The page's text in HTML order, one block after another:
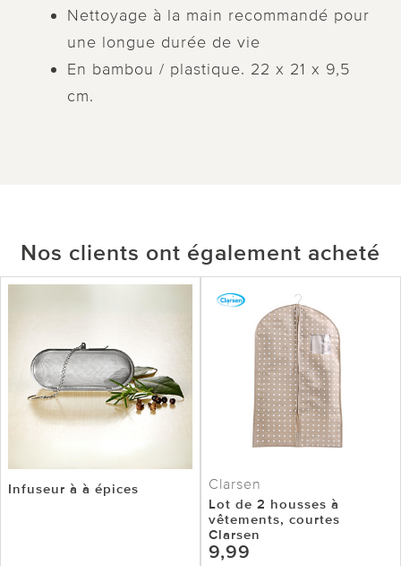
Nettoyage à la main recommandé pour
une longue durée de vie
En bambou / plastique. 22 x 21 x 9,5
cm.
Nos clients ont également acheté
Infuseur à à épices Clarsen
Lot de 2 housses à
vêtements, courtes
Clarsen
9,99